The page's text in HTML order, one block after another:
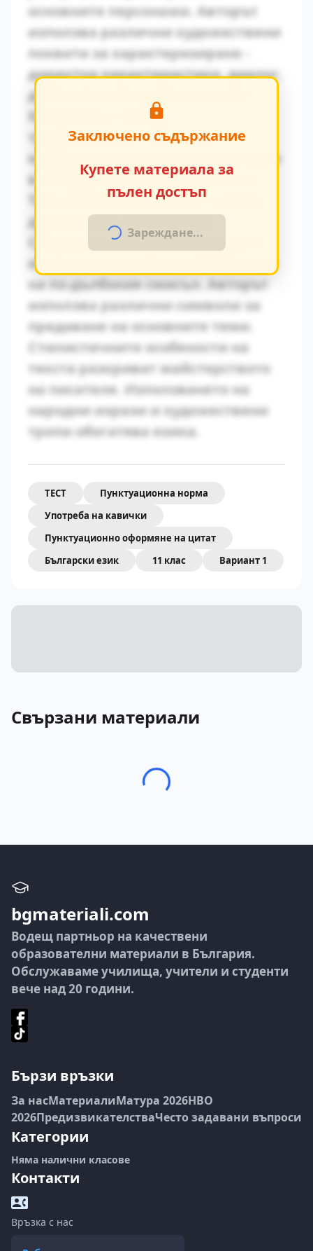
основните персонажи. Авторът
използва различни художествени
похвати за характеризиране -
директна характеристика, диалог,
действия и вътрешен монолог.
Конфликтът между
традиционните ценности и
модерните идеи се проявява ярко
в поведението на персонажите.
Това противопоставяне създава
драматично напрежение.
Символиката в произведението
играе важна роля за разбирането
на по-дълбокия смисъл. Авторът
използва различни символи за
предаване на основните теми.
Стилистичните особености на
текста разкриват майстерството
на писателя. Използването на
народни изрази и художествени
тропи обогатява езика.
Заключено съдържание
Купете материала за
пълен достъп
Зареждане...
ТЕСТ
Пунктуационна норма
Употреба на кавички
Пунктуационно оформяне на цитат
Български език
11 клас Вариант 1
Свързани материали
bgmateriali.com
Водещ партньор на качествени
образователни материали в България.
Обслужаваме училища, учители и студенти
вече над 20 години.
Бързи връзки
За насМатериалиМатура 2026НВО
2026ПредизвикателстваЧесто задавани въпроси
Категории
Няма налични класове
Контакти
Връзка с нас